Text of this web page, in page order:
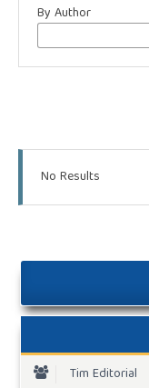
By Author
No Results
Tim Editorial